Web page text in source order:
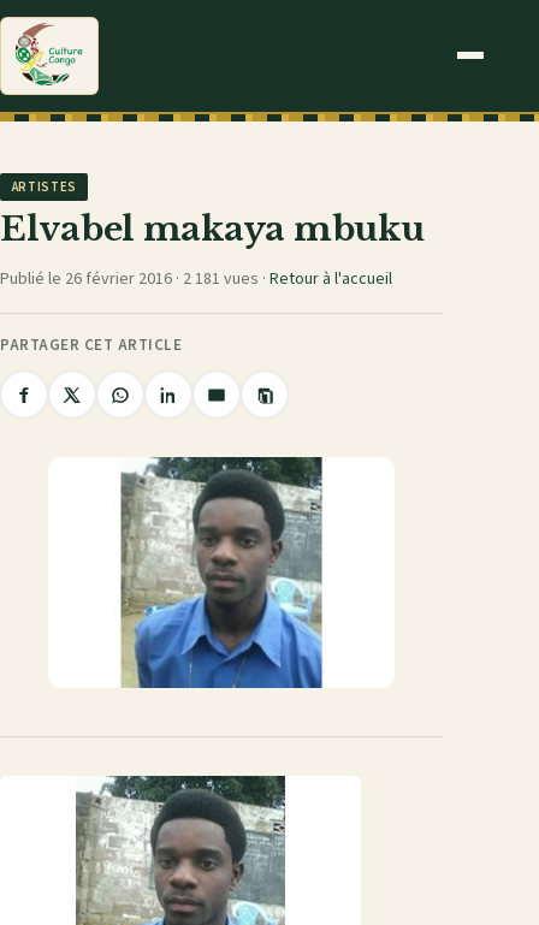
ARTISTES
Elvabel makaya mbuku
Publié le 26 février 2016 · 2 181 vues · Retour à l'accueil
PARTAGER CET ARTICLE
PartagerPartagerPartager
WhatsApp
Partager
LinkedIn
Partager
e-
mail
Copier
le